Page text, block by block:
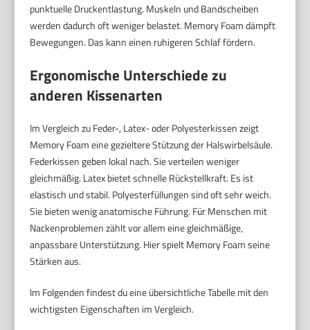
punktuelle Druckentlastung. Muskeln und Bandscheiben
werden dadurch oft weniger belastet. Memory Foam dämpft
Bewegungen. Das kann einen ruhigeren Schlaf fördern.
Ergonomische Unterschiede zu
anderen Kissenarten
Im Vergleich zu Feder-, Latex- oder Polyesterkissen zeigt
Memory Foam eine gezieltere Stützung der Halswirbelsäule.
Federkissen geben lokal nach. Sie verteilen weniger
gleichmäßig. Latex bietet schnelle Rückstellkraft. Es ist
elastisch und stabil. Polyesterfüllungen sind oft sehr weich.
Sie bieten wenig anatomische Führung. Für Menschen mit
Nackenproblemen zählt vor allem eine gleichmäßige,
anpassbare Unterstützung. Hier spielt Memory Foam seine
Stärken aus.
Im Folgenden findest du eine übersichtliche Tabelle mit den
wichtigsten Eigenschaften im Vergleich.